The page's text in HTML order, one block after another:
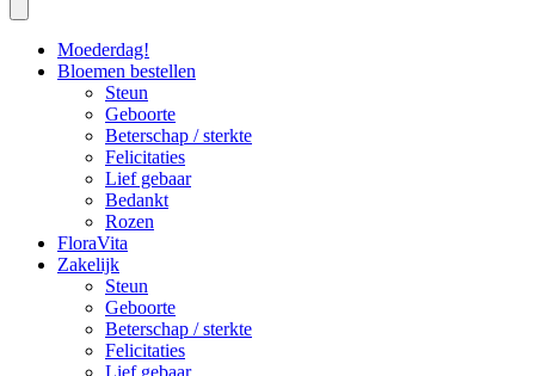
Moederdag!
Bloemen bestellen
Steun
Geboorte
Beterschap / sterkte
Felicitaties
Lief gebaar
Bedankt
Rozen
FloraVita
Zakelijk
Steun
Geboorte
Beterschap / sterkte
Felicitaties
Lief gebaar